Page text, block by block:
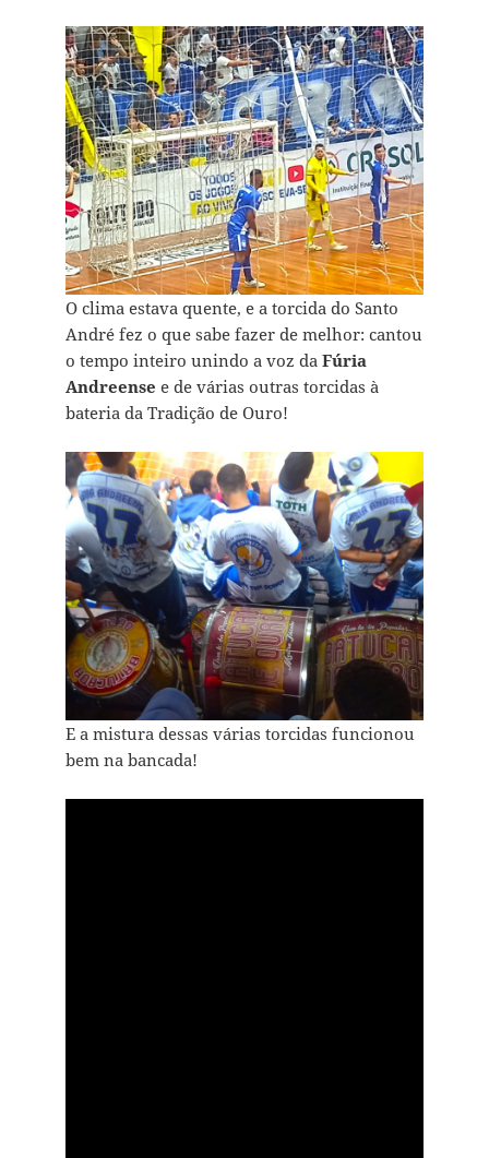
O clima estava quente, e a torcida do Santo
André fez o que sabe fazer de melhor: cantou
o tempo inteiro unindo a voz da Fúria
Andreense e de várias outras torcidas à
bateria da Tradição de Ouro!
E a mistura dessas várias torcidas funcionou
bem na bancada!